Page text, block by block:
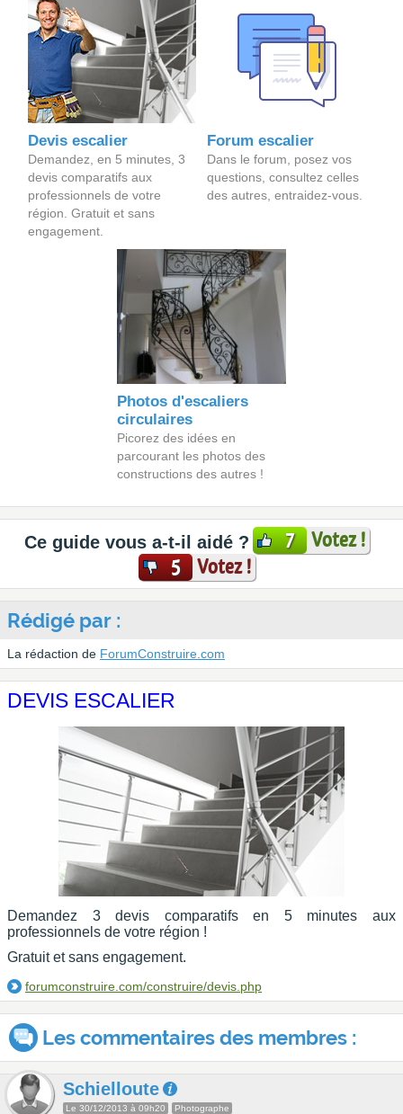
Devis escalier
Demandez, en 5 minutes, 3
devis comparatifs aux
professionnels de votre
région. Gratuit et sans
engagement.
Forum escalier
Dans le forum, posez vos
questions, consultez celles
des autres, entraidez-vous.
Photos d'escaliers
circulaires
Picorez des idées en
parcourant les photos des
constructions des autres !
Ce guide vous a-t-il aidé ? 7 Votez !
5 Votez !
Rédigé par :
La rédaction de ForumConstruire.com
DEVIS ESCALIER
Demandez 3 devis comparatifs en 5 minutes aux
professionnels de votre région !
Gratuit et sans engagement.
forumconstruire.com/construire/devis.php
Les commentaires des membres :
Schielloute
Le 30/12/2013 à 09h20 Photographe